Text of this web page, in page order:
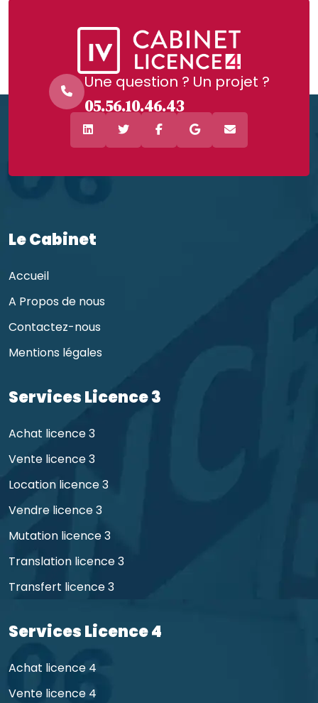
Une question ? Un projet ?
05.56.10.46.43
Le Cabinet
Accueil
A Propos de nous
Contactez-nous
Mentions légales
Services Licence 3
Achat licence 3
Vente licence 3
Location licence 3
Vendre licence 3
Mutation licence 3
Translation licence 3
Transfert licence 3
Services Licence 4
Achat licence 4
Vente licence 4